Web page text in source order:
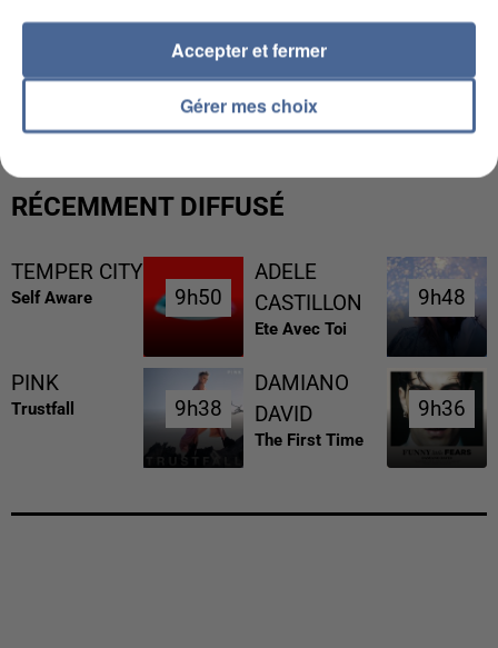
UN SECOND CADRE DE LA DZ MAFIA
INTERPELLÉ EN ALGÉRIE
RÉCEMMENT DIFFUSÉ
TEMPER CITY
Self Aware 9h50
9h50
ADELE
CASTILLON
Ete Avec Toi
9h48
9h48
PINK
Trustfall 9h38
9h38
DAMIANO
DAVID
The First Time
9h36
9h36
Gérer mes choix
Accepter et fermer